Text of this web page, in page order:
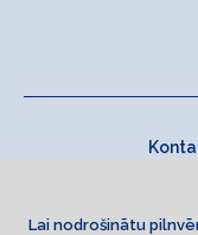
Lai nodrošinātu